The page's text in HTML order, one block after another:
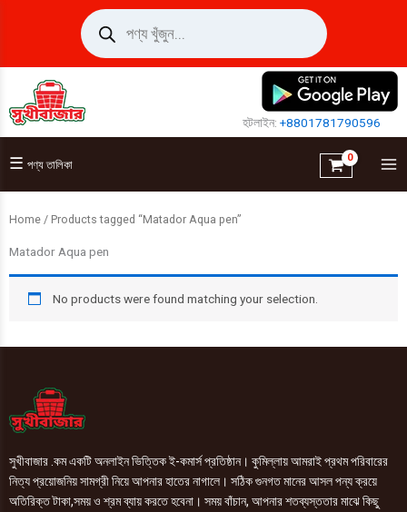
Products
search
হটলাইন:+8801781790596
☰ পণ্য তালিকা
Home / Products tagged “Matador Aqua pen”
Matador Aqua pen
No products were found matching your selection.
সুখীবাজার .কম একটি অনলাইন ভিত্তিক ই-কমার্স প্রতিষ্ঠান। কুমিল্লায় আমরাই প্রথম পরিবারের
নিত্য প্রয়োজনিয় সামগ্রী নিয়ে আপনার হাতের নাগালে। সঠিক গুনগত মানের আসল পন্য ক্রয়ে
অতিরিক্ত টাকা,সময় ও শ্রম ব্যায় করতে হবেনা। সময় বাঁচান, আপনার শতব্যস্ততার মাঝে কিছু